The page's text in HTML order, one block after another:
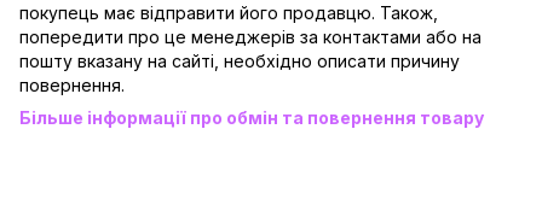
покупець має відправити його продавцю. Також,
попередити про це менеджерів за контактами або на
пошту вказану на сайті, необхідно описати причину
повернення.
Більше інформації про обмін та повернення товару